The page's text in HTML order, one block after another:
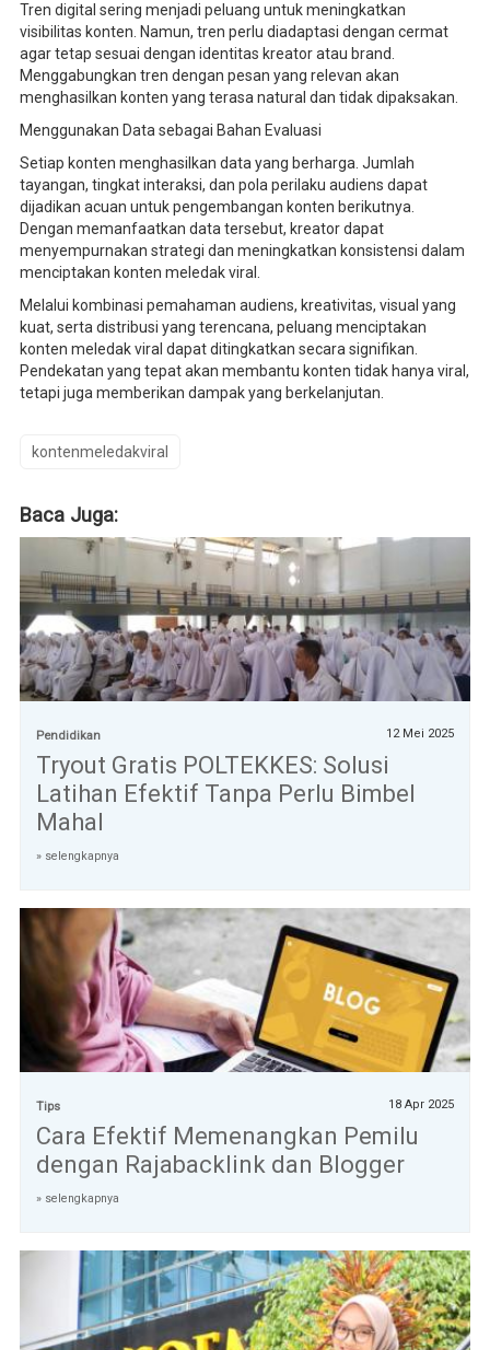
Tren digital sering menjadi peluang untuk meningkatkan
visibilitas konten. Namun, tren perlu diadaptasi dengan cermat
agar tetap sesuai dengan identitas kreator atau brand.
Menggabungkan tren dengan pesan yang relevan akan
menghasilkan konten yang terasa natural dan tidak dipaksakan.
Menggunakan Data sebagai Bahan Evaluasi
Setiap konten menghasilkan data yang berharga. Jumlah
tayangan, tingkat interaksi, dan pola perilaku audiens dapat
dijadikan acuan untuk pengembangan konten berikutnya.
Dengan memanfaatkan data tersebut, kreator dapat
menyempurnakan strategi dan meningkatkan konsistensi dalam
menciptakan konten meledak viral.
Melalui kombinasi pemahaman audiens, kreativitas, visual yang
kuat, serta distribusi yang terencana, peluang menciptakan
konten meledak viral dapat ditingkatkan secara signifikan.
Pendekatan yang tepat akan membantu konten tidak hanya viral,
tetapi juga memberikan dampak yang berkelanjutan.
kontenmeledakviral
Baca Juga:
Pendidikan 12 Mei 2025
Tryout Gratis POLTEKKES: Solusi
Latihan Efektif Tanpa Perlu Bimbel
Mahal
» selengkapnya
Tips 18 Apr 2025
Cara Efektif Memenangkan Pemilu
dengan Rajabacklink dan Blogger
» selengkapnya